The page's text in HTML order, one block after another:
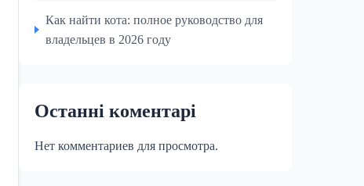
Как найти кота: полное руководство для
владельцев в 2026 году
Останні коментарі
Нет комментариев для просмотра.